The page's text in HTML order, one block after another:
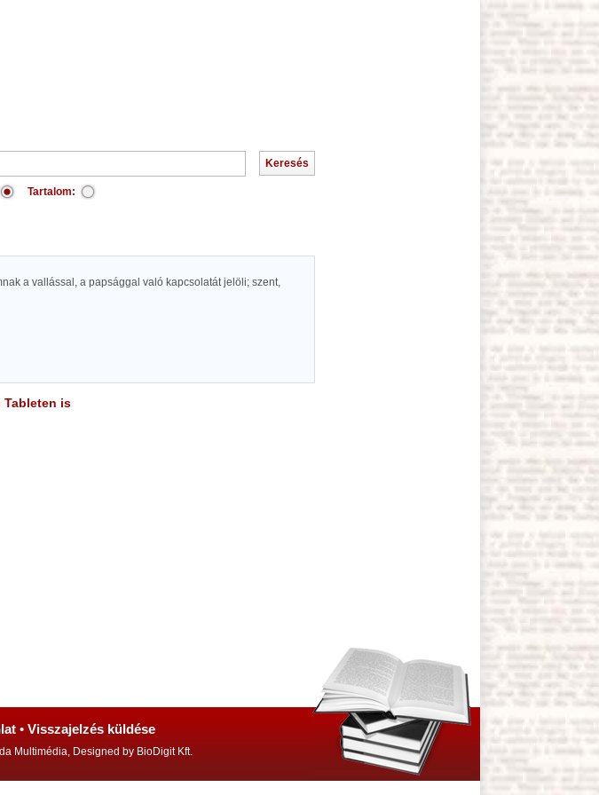
Tartalom:
a vallással, a papsággal való kapcsolatát jelöli; szent,
is
• Visszajelzés küldése
Multimédia, Designed by BioDigit Kft.